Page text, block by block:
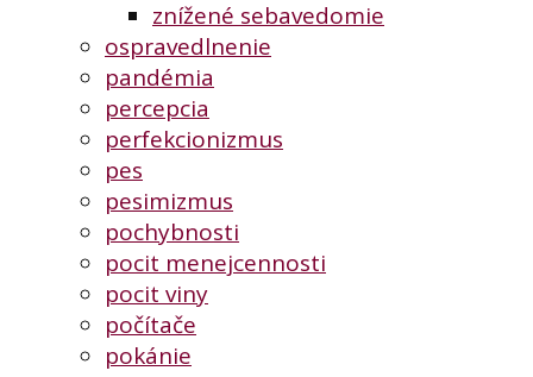
znížené sebavedomie
ospravedlnenie
pandémia
percepcia
perfekcionizmus
pes
pesimizmus
pochybnosti
pocit menejcennosti
pocit viny
počítače
pokánie